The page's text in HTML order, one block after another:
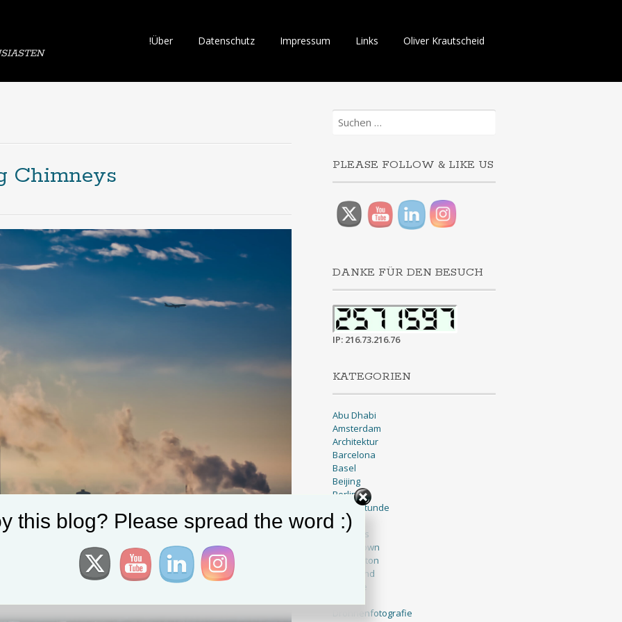
Skip
!Über Datenschutz Impressum Links Oliver Krautscheid
Chimneys
Suchen
nach:
PLEASE FOLLOW & LIKE US
DANKE FÜR DEN BESUCH
IP: 216.73.216.76
KATEGORIEN
Abu Dhabi
Amsterdam
Architektur
Barcelona
Basel
Beijing
Berlin
Blaue Stunde
BNW
Brussels
Cape Town
Charleston
Cleveland
Cologne
Drohnenfotografie
this blog? Please spread the word :)